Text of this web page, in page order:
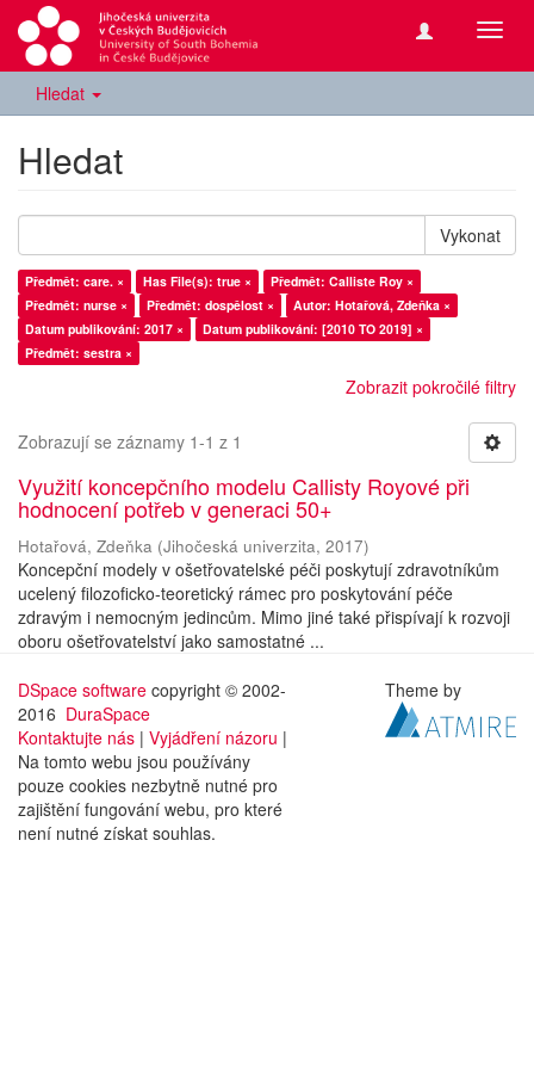
Hledat
Hledat
Vykonat
Předmět: care. × Has File(s): true ×
Předmět: Calliste Roy ×
Předmět: nurse ×
Předmět: dospělost ×
Autor: Hotařová, Zdeňka ×
Datum publikování: 2017 ×
Datum publikování: [2010 TO 2019] ×
Předmět: sestra ×
Zobrazit pokročilé filtry
Zobrazují se záznamy 1-1 z 1
Využití koncepčního modelu Callisty Royové při
hodnocení potřeb v generaci 50+
Hotařová, Zdeňka (Jihočeská univerzita, 2017)
Koncepční modely v ošetřovatelské péči poskytují zdravotníkům
ucelený filozoficko-teoretický rámec pro poskytování péče
zdravým i nemocným jedincům. Mimo jiné také přispívají k rozvoji
oboru ošetřovatelství jako samostatné ...
DSpace software copyright © 2002-
2016 DuraSpace
Kontaktujte nás | Vyjádření názoru |
Na tomto webu jsou používány
pouze cookies nezbytně nutné pro
zajištění fungování webu, pro které
není nutné získat souhlas.
Theme by